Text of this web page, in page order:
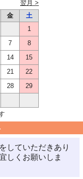
翌月 >
金
土
1
7
8
14
15
21
22
28
29
していただきあり
しくお願いしま